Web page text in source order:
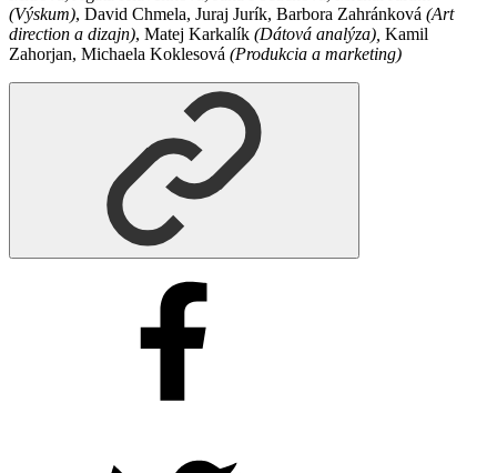
(Výskum), David Chmela, Juraj Jurík, Barbora Zahránková (Art
direction a dizajn), Matej Karkalík (Dátová analýza), Kamil
Zahorjan, Michaela Koklesová (Produkcia a marketing)